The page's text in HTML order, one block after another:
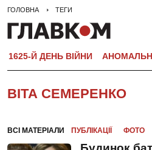
ГОЛОВНА ТЕГИ
1625-Й ДЕНЬ ВІЙНИ
ВІТА СЕМЕРЕНКО
ВСІ МАТЕРІАЛИ ПУБЛІКАЦІЇ ФОТО